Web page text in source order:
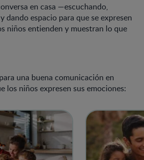
en casa —escuchando,
dando espacio para que se expresen
niños entienden y muestran lo que
una buena comunicación en
los niños expresen sus emociones: